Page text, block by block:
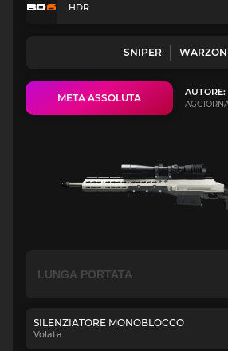
HDR
SNIPER
META ASSOLUTA AUTORE:
SILENZIATORE MONOBLOCCO
Volata